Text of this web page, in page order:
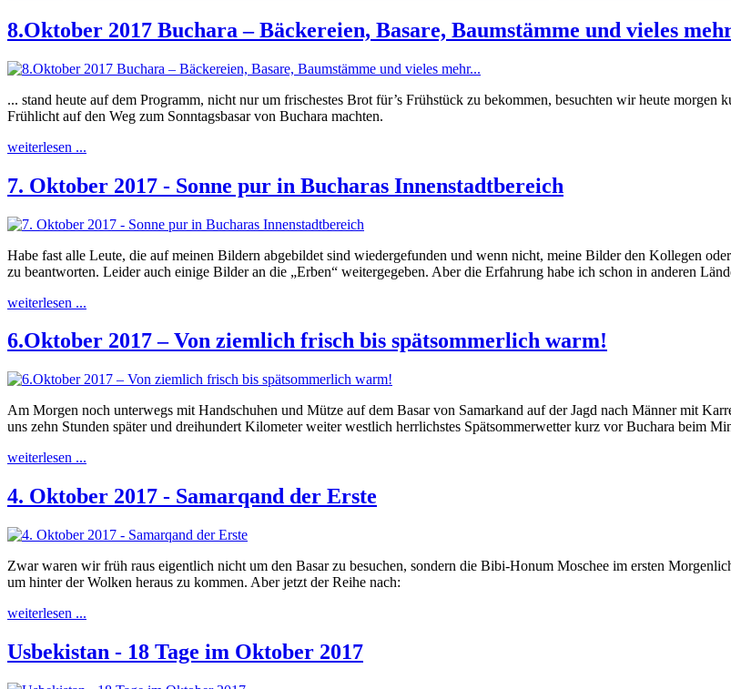
8.Oktober 2017 Buchara – Bäckereien, Basare, Baumstämme und vieles
... stand heute auf dem Programm, nicht nur um frischestes Brot für’s Frühstück zu bekommen, besuchten wir heute
Frühlicht auf den Weg zum Sonntagsbasar von Buchara machten.
weiterlesen ...
7. Oktober 2017 - Sonne pur in Bucharas Innenstadtbereich
Habe fast alle Leute, die auf meinen Bildern abgebildet sind wiedergefunden und wenn nicht, meine Bilder den Kollegen
zu beantworten. Leider auch einige Bilder an die „Erben“ weitergegeben. Aber die Erfahrung habe ich schon in anderen
weiterlesen ...
6.Oktober 2017 – Von ziemlich frisch bis spätsommerlich warm!
Am Morgen noch unterwegs mit Handschuhen und Mütze auf dem Basar von Samarkand auf der Jagd nach Männer mit
uns zehn Stunden später und dreihundert Kilometer weiter westlich herrlichstes Spätsommerwetter kurz vor Buchara beim
weiterlesen ...
4. Oktober 2017 - Samarqand der Erste
Zwar waren wir früh raus eigentlich nicht um den Basar zu besuchen, sondern die Bibi-Honum Moschee im ersten
um hinter der Wolken heraus zu kommen. Aber jetzt der Reihe nach:
weiterlesen ...
Usbekistan - 18 Tage im Oktober 2017